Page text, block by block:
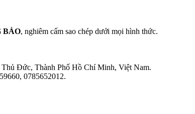
BẢO, nghiêm cấm sao chép dưới mọi hình thức.
Đức, Thành Phố Hồ Chí Minh, Việt Nam.
0785652012.